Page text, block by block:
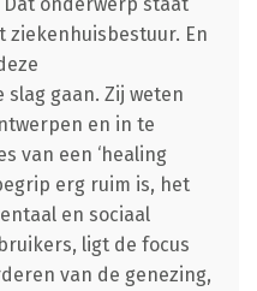
ziekenhuisbestuur. En
slag gaan. Zij weten
en in te
van een ‘healing
erg ruim is, het
en sociaal
ligt de focus
van de genezing,